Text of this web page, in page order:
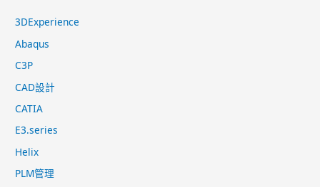
3DExperience
Abaqus
C3P
CAD設計
CATIA
E3.series
Helix
PLM管理